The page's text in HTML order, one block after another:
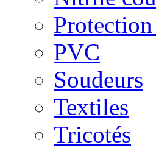
PVC
Soudeurs
Textiles
Tricotés